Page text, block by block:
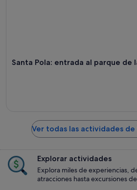
Santa Pola: entrada al parque de
Ver todas las actividades de
Explorar actividades
Explora miles de experiencias,
atracciones hasta excursiones